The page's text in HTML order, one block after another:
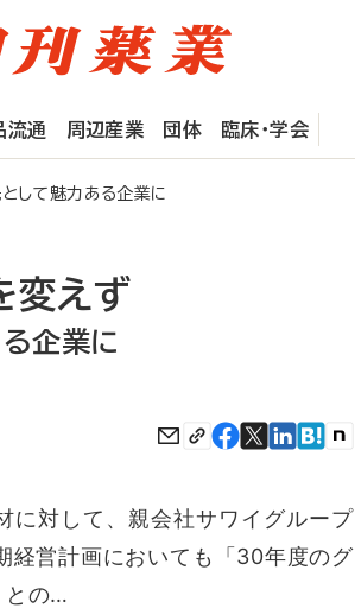
流通 周辺産業 団体 臨床・学会
して魅力ある企業に
変えず
企業に
対して、親会社サワイグループ
経営計画においても「30年度のグ
との…